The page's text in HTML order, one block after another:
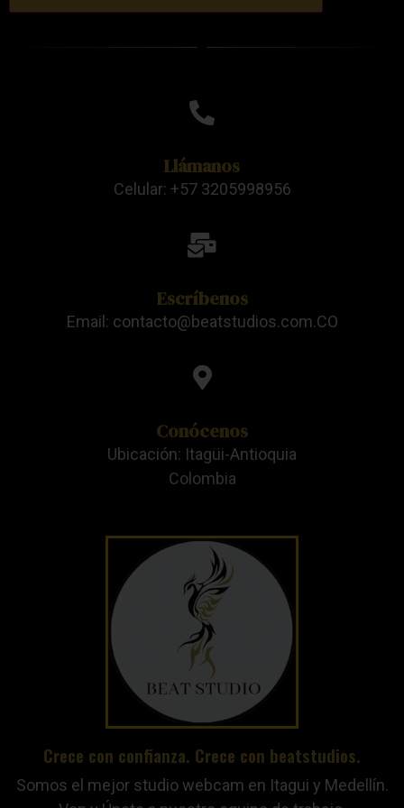
Llámanos
Celular: +57 3205998956
Escríbenos
Email: contacto@beatstudios.com.CO
Conócenos
Ubicación: Itagüi-Antioquia
Colombia
Crece con confianza. Crece con beatstudios.
Somos el mejor studio webcam en Itagui y Medellín.